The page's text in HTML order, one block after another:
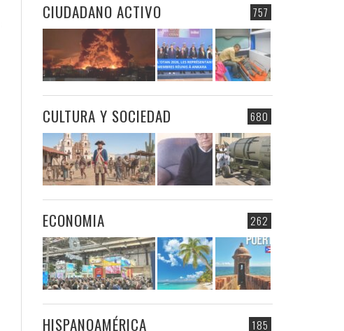
757
CIUDADANO ACTIVO
680
CULTURA Y SOCIEDAD
262
ECONOMIA
185
HISPANOAMÉRICA